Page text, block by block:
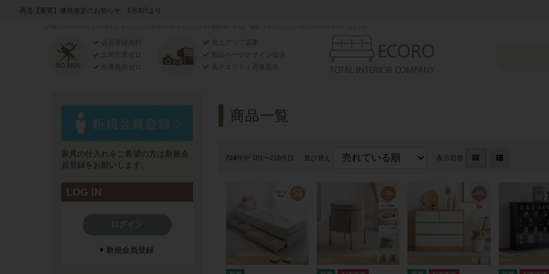
再送【重要】価格改定のお知らせ 5月8日より
会員登録無料
出荷作業ゼロ
在庫負担ゼロ
売上アップ提案
商品ページデザイン提供
高クオリティ画像提供
商品一覧
724件中 181〜210件目 並び替え 表示切替
家具の仕入れをご希望の方は新規会
員登録をお願いします。
LOG IN
新規会員登録